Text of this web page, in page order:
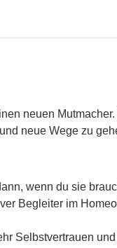
neuen
neue Wege zu
wenn du sie
Begleiter im
Selbstvertrauen